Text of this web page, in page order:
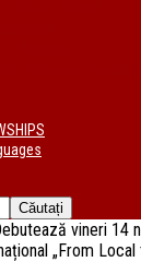
vineri 14
„From Local